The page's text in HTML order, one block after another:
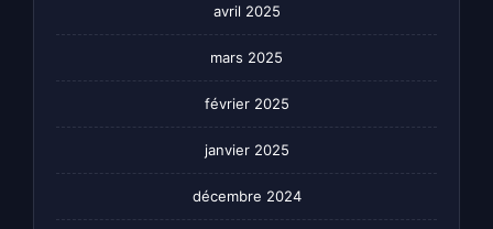
avril 2025
mars 2025
février 2025
janvier 2025
décembre 2024